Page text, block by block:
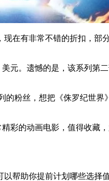
在有非常不错的折扣，部
元。遗憾的是，该系列第
的粉丝，想把《侏罗纪世界
彩的动画电影，值得收藏
帮助你提前计划哪些选择